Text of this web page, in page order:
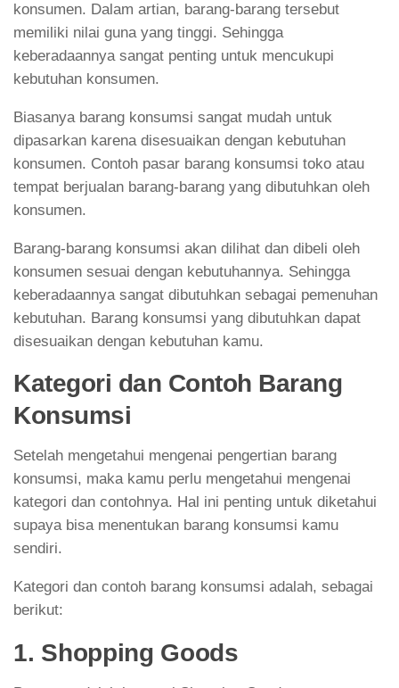
konsumen. Dalam artian, barang-barang tersebut
memiliki nilai guna yang tinggi. Sehingga
keberadaannya sangat penting untuk mencukupi
kebutuhan konsumen.
Biasanya barang konsumsi sangat mudah untuk
dipasarkan karena disesuaikan dengan kebutuhan
konsumen. Contoh pasar barang konsumsi toko atau
tempat berjualan barang-barang yang dibutuhkan oleh
konsumen.
Barang-barang konsumsi akan dilihat dan dibeli oleh
konsumen sesuai dengan kebutuhannya. Sehingga
keberadaannya sangat dibutuhkan sebagai pemenuhan
kebutuhan. Barang konsumsi yang dibutuhkan dapat
disesuaikan dengan kebutuhan kamu.
Kategori dan Contoh Barang
Konsumsi
Setelah mengetahui mengenai pengertian barang
konsumsi, maka kamu perlu mengetahui mengenai
kategori dan contohnya. Hal ini penting untuk diketahui
supaya bisa menentukan barang konsumsi kamu
sendiri.
Kategori dan contoh barang konsumsi adalah, sebagai
berikut:
1. Shopping Goods